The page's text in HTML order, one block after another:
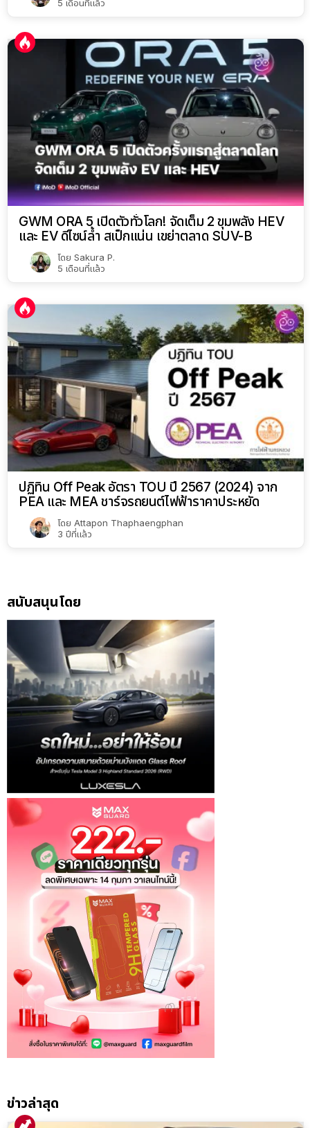
5 เดือนที่แล้ว
GWM ORA 5 เปิดตัวทั่วโลก! จัดเต็ม 2 ขุมพลัง HEV
และ EV ดีไซน์ล้ำ สเป็กแน่น เขย่าตลาด SUV-B
โดย Sakura P.
5 เดือนที่แล้ว
ปฏิทิน Off Peak อัตรา TOU ปี 2567 (2024) จาก
PEA และ MEA ชาร์จรถยนต์ไฟฟ้าราคาประหยัด
โดย Attapon Thaphaengphan
3 ปีที่แล้ว
สนับสนุนโดย
ข่าวล่าสุด